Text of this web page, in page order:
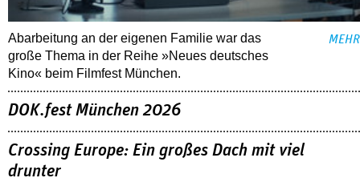
Abarbeitung an der eigenen Familie war das
große Thema in der Reihe »Neues deutsches
Kino« beim Filmfest München.
MEHR
DOK.fest München 2026
Crossing Europe: Ein großes Dach mit viel
drunter